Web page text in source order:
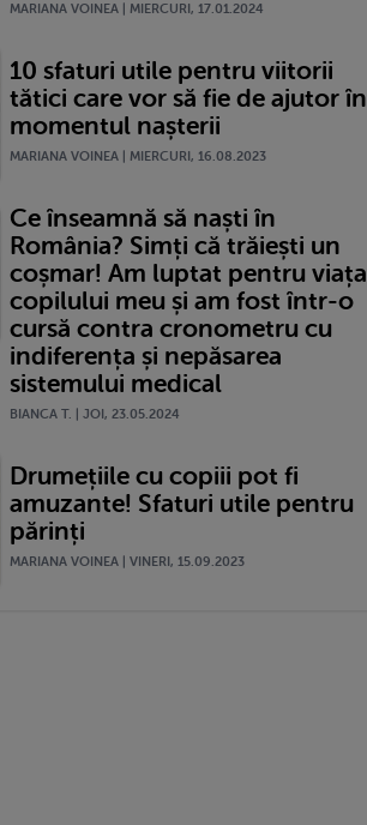
MARIANA VOINEA | MIERCURI, 17.01.2024
10 sfaturi utile pentru viitorii
tătici care vor să fie de ajutor în
momentul nașterii
MARIANA VOINEA | MIERCURI, 16.08.2023
Ce înseamnă să naști în
România? Simți că trăiești un
coșmar! Am luptat pentru viața
copilului meu și am fost într-o
cursă contra cronometru cu
indiferența și nepăsarea
sistemului medical
BIANCA T. | JOI, 23.05.2024
Drumețiile cu copiii pot fi
amuzante! Sfaturi utile pentru
părinți
MARIANA VOINEA | VINERI, 15.09.2023